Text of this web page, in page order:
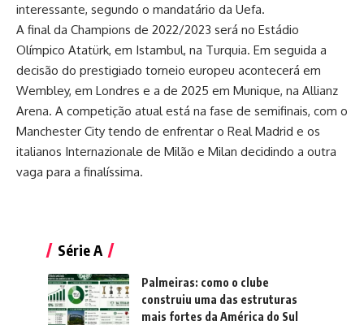
interessante, segundo o mandatário da Uefa.
A final da Champions de 2022/2023 será no Estádio
Olímpico Atatürk, em Istambul, na Turquia. Em seguida a
decisão do prestigiado torneio europeu acontecerá em
Wembley, em Londres e a de 2025 em Munique, na Allianz
Arena. A competição atual está na fase de semifinais, com o
Manchester City tendo de enfrentar o Real Madrid e os
italianos Internazionale de Milão e Milan decidindo a outra
vaga para a finalíssima.
Série A
Palmeiras: como o clube
construiu uma das estruturas
mais fortes da América do Sul